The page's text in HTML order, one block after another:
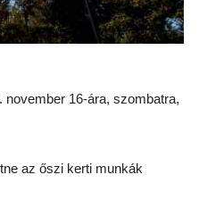
16-ára, szombatra,
az őszi kerti munkák